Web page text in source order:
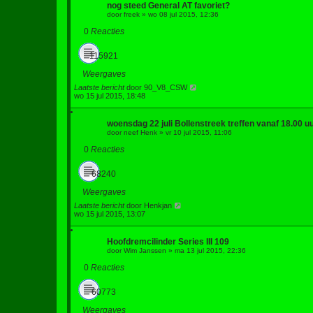
nog steed General AT favoriet?
doorfreek » wo 08 jul 2015, 12:36
0 Reacties
115921
Weergaves
Laatste berichtdoor 90_V8_CSW
wo 15 jul 2015, 18:48
woensdag 22 juli Bollenstreek treffen vanaf 18.00
doorneef Henk » vr 10 jul 2015, 11:06
0 Reacties
68240
Weergaves
Laatste berichtdoor Henkjan
wo 15 jul 2015, 13:07
Hoofdremcilinder Series III 109
doorWim Janssen » ma 13 jul 2015, 22:36
0 Reacties
60773
Weergaves